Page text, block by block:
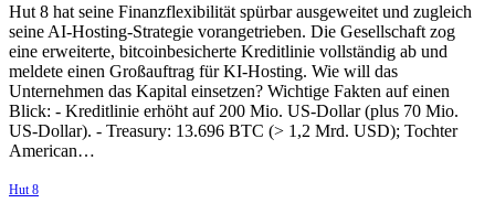
Hut 8 hat seine Finanzflexibilität spürbar ausgeweitet und zugleich
seine AI-Hosting-Strategie vorangetrieben. Die Gesellschaft zog
eine erweiterte, bitcoinbesicherte Kreditlinie vollständig ab und
meldete einen Großauftrag für KI-Hosting. Wie will das
Unternehmen das Kapital einsetzen? Wichtige Fakten auf einen
Blick: - Kreditlinie erhöht auf 200 Mio. US-Dollar (plus 70 Mio.
US-Dollar). - Treasury: 13.696 BTC (> 1,2 Mrd. USD); Tochter
American…
Hut 8